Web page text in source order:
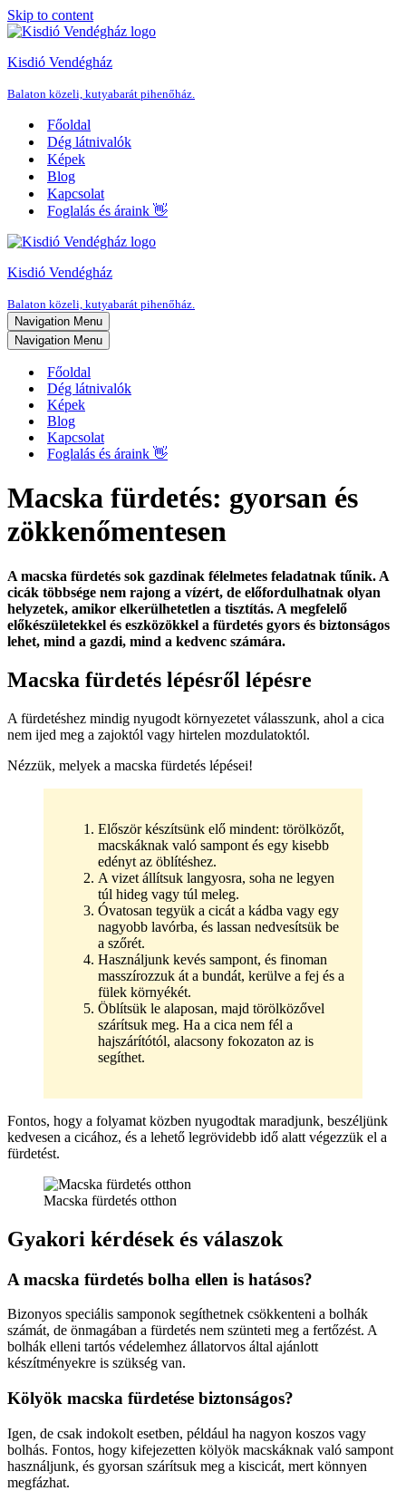
Skip to content
Kisdió Vendégház
Balaton közeli, kutyabarát pihenőház.
Főoldal
Dég látnivalók
Képek
Blog
Kapcsolat
Foglalás és áraink 👋
Kisdió Vendégház
Balaton közeli, kutyabarát pihenőház.
Navigation Menu
Navigation Menu
Főoldal
Dég látnivalók
Képek
Blog
Kapcsolat
Foglalás és áraink 👋
Macska fürdetés: gyorsan és
zökkenőmentesen
A macska fürdetés sok gazdinak félelmetes feladatnak tűnik. A
cicák többsége nem rajong a vízért, de előfordulhatnak olyan
helyzetek, amikor elkerülhetetlen a tisztítás. A megfelelő
előkészületekkel és eszközökkel a fürdetés gyors és biztonságos
lehet, mind a gazdi, mind a kedvenc számára.
Macska fürdetés lépésről lépésre
A fürdetéshez mindig nyugodt környezetet válasszunk, ahol a cica
nem ijed meg a zajoktól vagy hirtelen mozdulatoktól.
Nézzük, melyek a macska fürdetés lépései!
Először készítsünk elő mindent: törölközőt,
macskáknak való sampont és egy kisebb
edényt az öblítéshez.
A vizet állítsuk langyosra, soha ne legyen
túl hideg vagy túl meleg.
Óvatosan tegyük a cicát a kádba vagy egy
nagyobb lavórba, és lassan nedvesítsük be
a szőrét.
Használjunk kevés sampont, és finoman
masszírozzuk át a bundát, kerülve a fej és a
fülek környékét.
Öblítsük le alaposan, majd törölközővel
szárítsuk meg. Ha a cica nem fél a
hajszárítótól, alacsony fokozaton az is
segíthet.
Fontos, hogy a folyamat közben nyugodtak maradjunk, beszéljünk
kedvesen a cicához, és a lehető legrövidebb idő alatt végezzük el a
fürdetést.
Macska fürdetés otthon
Gyakori kérdések és válaszok
A macska fürdetés bolha ellen is hatásos?
Bizonyos speciális samponok segíthetnek csökkenteni a bolhák
számát, de önmagában a fürdetés nem szünteti meg a fertőzést. A
bolhák elleni tartós védelemhez állatorvos által ajánlott
készítményekre is szükség van.
Kölyök macska fürdetése biztonságos?
Igen, de csak indokolt esetben, például ha nagyon koszos vagy
bolhás. Fontos, hogy kifejezetten kölyök macskáknak való sampont
használjunk, és gyorsan szárítsuk meg a kiscicát, mert könnyen
megfázhat.